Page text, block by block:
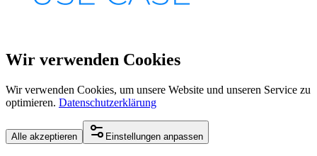
Wir verwenden Cookies
Wir verwenden Cookies, um unsere Website und unseren Service zu
optimieren. Datenschutzerklärung
Alle akzeptieren Einstellungen anpassen